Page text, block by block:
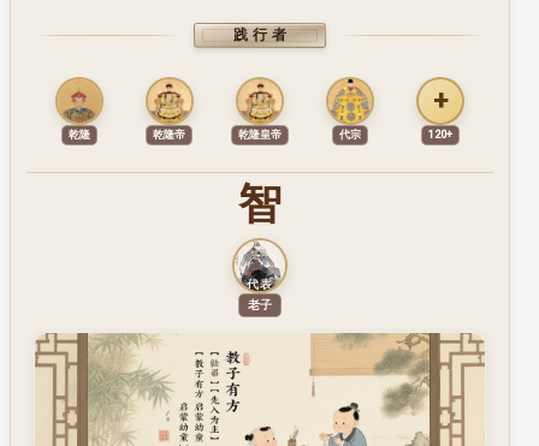
践行者
乾隆 乾隆帝 乾隆皇帝 代宗
+
120+
智
代表
代表人物
老子